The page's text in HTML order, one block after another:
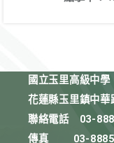
國立玉里高級中學
花蓮縣玉里鎮中華
聯絡電話
03-
傳真
03-